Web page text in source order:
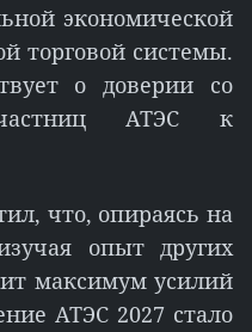
экономической
торговой системы.
о доверии со
АТЭС к
что, опираясь на
опыт других
максимум усилий
АТЭС 2027 стало